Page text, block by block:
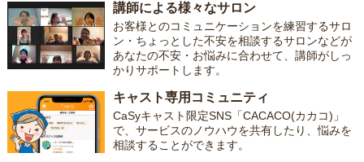
講師による様々なサロン
お客様とのコミュニケーションを練習するサロ
ン・ちょっとした不安を相談するサロンなどが
あなたの不安・お悩みに合わせて、講師がしっ
かりサポートします。
キャスト専用コミュニティ
CaSyキャスト限定SNS「CACACO(カカコ)」
で、サービスのノウハウを共有したり、悩みを
相談することができます。